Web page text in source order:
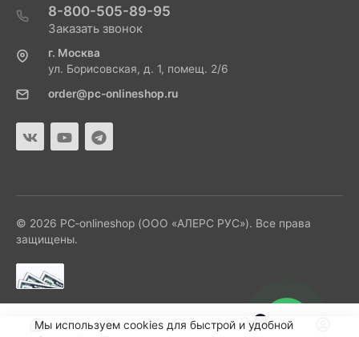
8-800-505-89-95
Заказать звонок
г. Москва
ул. Борисовская, д. 1, помещ. 2/6
order@pc-onlineshop.ru
© 2026 PC‑onlineshop (ООО «АЛЕРС РУС»). Все права
защищены.
Мы используем cookies для быстрой и удобной
0